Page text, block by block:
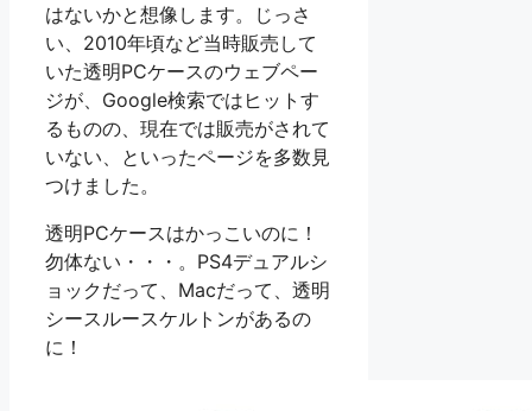
はないかと想像します。じっさ
い、2010年頃など当時販売して
いた透明PCケースのウェブペー
ジが、Google検索ではヒットす
るものの、現在では販売がされて
いない、といったページを多数見
つけました。
透明PCケースはかっこいのに！
勿体ない・・・。PS4デュアルシ
ョックだって、Macだって、透明
シースルースケルトンがあるの
に！